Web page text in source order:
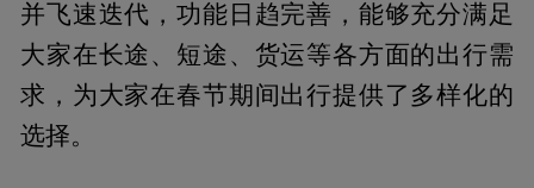
并飞速迭代，功能日趋完善，能够充分满足
大家在长途、短途、货运等各方面的出行需
求，为大家在春节期间出行提供了多样化的
选择。